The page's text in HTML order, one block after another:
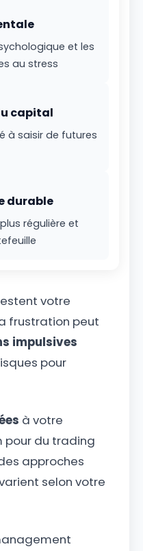
et les
au stress
capital
à saisir de futures
durable
régulière et
votre
frustration peut
impulsives
pour
à votre
pour du trading
approches
selon votre